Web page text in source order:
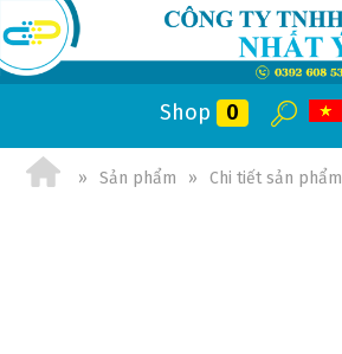
Shop 0
Sản phẩm Chi tiết sản phẩm